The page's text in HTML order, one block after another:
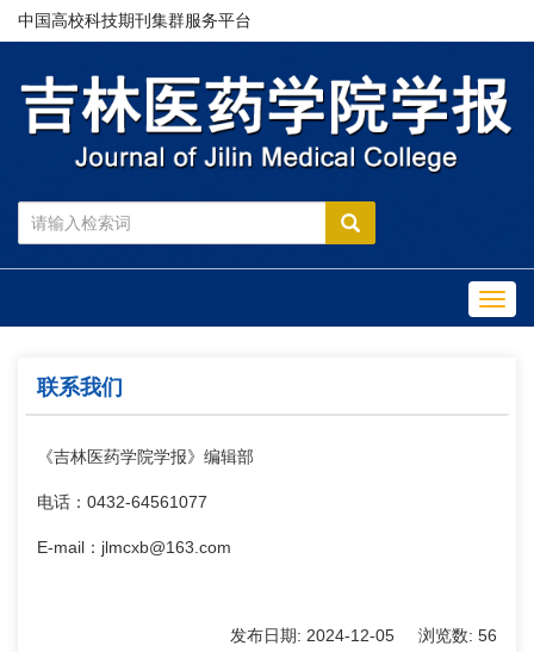
中国高校科技期刊集群服务平台
联系我们
《吉林医药学院学报》编辑部
电话：0432-64561077
E-mail：jlmcxb@163.com
发布日期: 2024-12-05 浏览数: 56